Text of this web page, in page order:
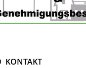
KONTAKT